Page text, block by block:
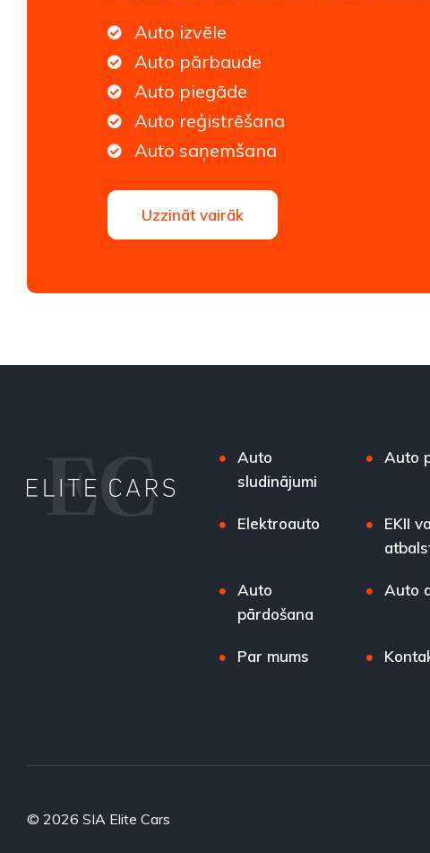
Auto izvēle
Auto pārbaude
Auto piegāde
Auto reģistrēšana
Auto saņemšana
Uzzināt vairāk
Auto
sludinājumi
Auto
Elektroauto
EKII
Auto
pārdošana
Auto
Par mums
© 2026 SIA Elite Cars